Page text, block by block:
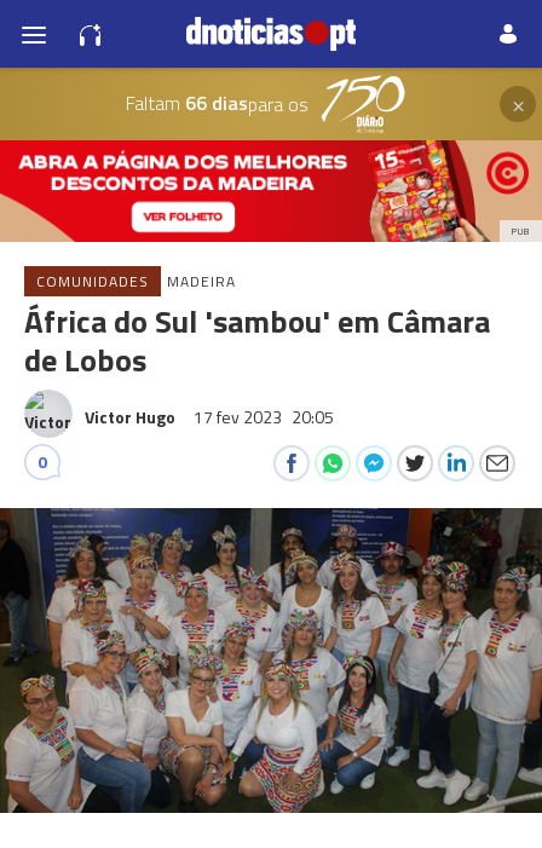
Faltam 66 diaspara os ×
PUB
COMUNIDADES MADEIRA
África do Sul 'sambou' em Câmara
de Lobos
Victor Hugo 17 fev 2023 20:05
0